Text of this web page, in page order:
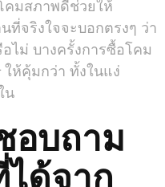
คมสภาพดีช่วยให้
จริงใจจะบอกตรงๆ ว่า
ม่ บางครั้งการซื้อโคม
ห้คุ้มกว่า ทั้งในแง่
น
อบถาม
ด้จาก